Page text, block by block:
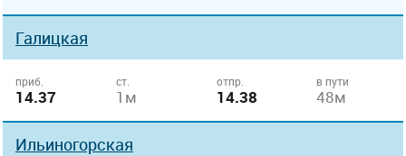
Галицкая
приб.
14.37
ст.
1м
отпр.
14.38
в пути
48м
Ильиногорская